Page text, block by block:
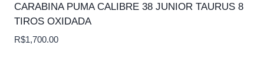
CARABINA PUMA CALIBRE 38 JUNIOR TAURUS 8
TIROS OXIDADA
R$1,700.00